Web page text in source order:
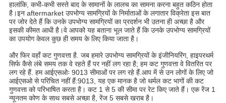
हालांकि, कभी-कभी सस्ते बाद के सामानों के लालच का सामना करना बहुत कठिन होता
है।इन aftermarket उपभोग्य सामग्रियों के निर्माताओं के लगातार विक्रेता इस बात
पर जोर देते हैं कि उनके उपभोग्य सामग्रियों का प्रदर्शन भी उतना ही अच्छा है और
इसकी कीमत आधी है।वे आपको यह बताना भूल जाते हैं कि उनके उपभोग्य सामग्रियों
का उपयोग केवल कुछ ही समय के लिए किया जाता है।
और फिर वहाँ कट गुणवत्ता है. जब हमारे उपभोग्य सामग्रियों के इंजीनियरिंग, हाइपरथर्म
सिर्फ कैसे लंबे समय तक वे रहते हैं पर नहीं लग रहा है; हम कट गुणवत्ता वे वितरित पर
लग रहे हैं. हम आईएसओः 9013 सीमाओं पर लग रहे हैं.आप में से उन लोगों के लिए जो
आईएसओ से परिचित नहीं हैं:9013, यह एक मानक है जो थर्मल कट भागों की कट
गुणवत्ता को परिभाषित करता है। कट 1 से 5 की सीमा पर रेट किए जाते हैं। एक रेंज 1
न्यूनतम कोण के साथ सबसे अच्छा है, रेंज 5 सबसे खराब है।